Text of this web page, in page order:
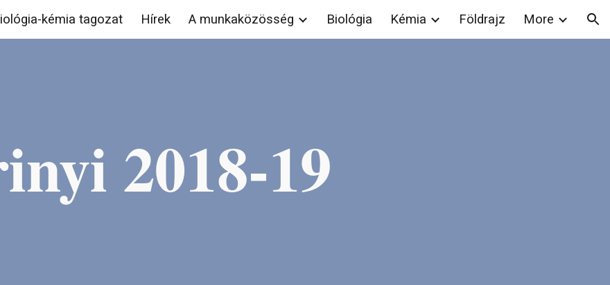
to main content Skip to navigation
kémia tagozat Hírek A munkaközösség Biológia Kémia Földrajz More
2018-19